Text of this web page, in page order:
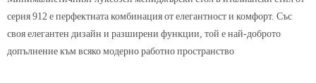
серия 912 е перфектната комбинация от елегантност и комфорт. Със
своя елегантен дизайн и разширени функции, той е най-доброто
допълнение към всяко модерно работно пространство